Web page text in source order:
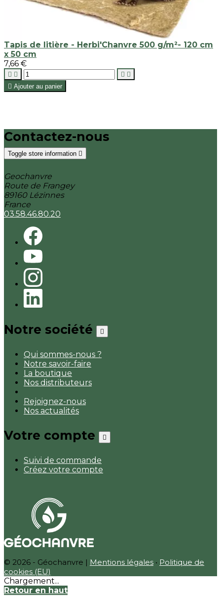
Tapis de litière - Herbi'Chanvre 500 g/m²- 120 cm
x 50 cm
7,66 €
   
 Ajouter au panier
Contactez-nous
Toggle store information 
Geochanvre
Route de Frangey
89160 Lézinnes
France
03.58.46.80.20
Notre société 
Qui sommes-nous ?
Notre savoir-faire
La boutique
Nos distributeurs
Rejoignez-nous
Nos actualités
Votre compte 
Suivi de commande
Créez votre compte
© 2026 - Géochanvre | Mentions légales • Politique de
cookies (EU)
Chargement...
Retour en haut